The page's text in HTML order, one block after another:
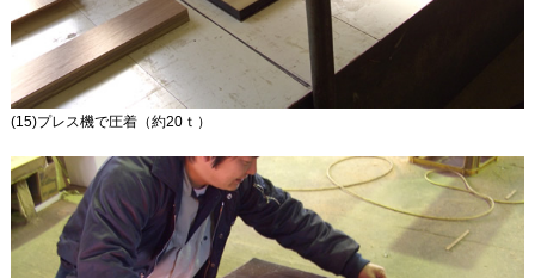
(15)プレス機で圧着（約20ｔ）